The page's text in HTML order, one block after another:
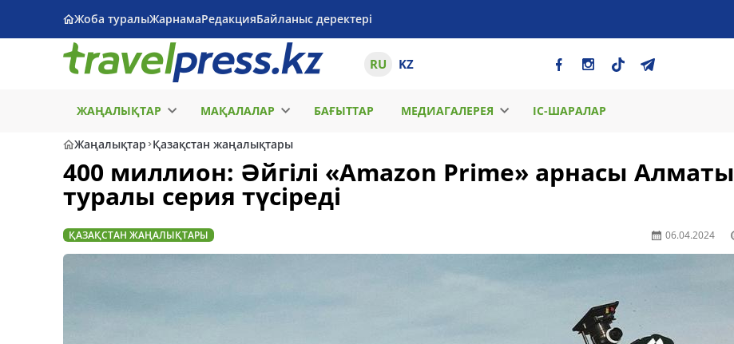
Жоба туралыЖарнамаРедакцияБайланыс деректері
RU KZ
ЖАҢАЛЫҚТАР МАҚАЛАЛАР БАҒЫТТАР МЕДИАГАЛЕРЕЯ ІС-ШАРАЛАР
Жаңалықтар Қазақстан жаңалықтары
400 миллион: Әйгілі «Amazon Prime» арнасы Алматы
туралы серия түсіреді
ҚАЗАҚСТАН ЖАҢАЛЫҚТАРЫ 06.04.2024